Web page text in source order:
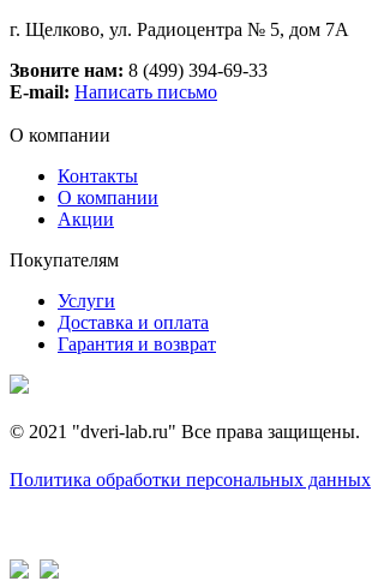
г. Щелково, ул. Радиоцентра № 5, дом 7А
Звоните нам: 8 (499) 394-69-33
E-mail: Написать письмо
О компании
Контакты
О компании
Акции
Покупателям
Услуги
Доставка и оплата
Гарантия и возврат
© 2021 "dveri-lab.ru" Все права защищены.
Политика обработки персональных данных